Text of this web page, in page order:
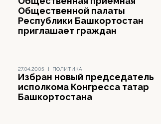
Общественной палаты
Республики Башкортостан
приглашает граждан
27.04.2005 | ПОЛИТИКА
Избран новый председатель
исполкома Конгресса татар
Башкортостана